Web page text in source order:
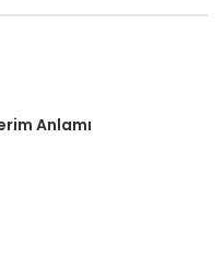
Anlamı